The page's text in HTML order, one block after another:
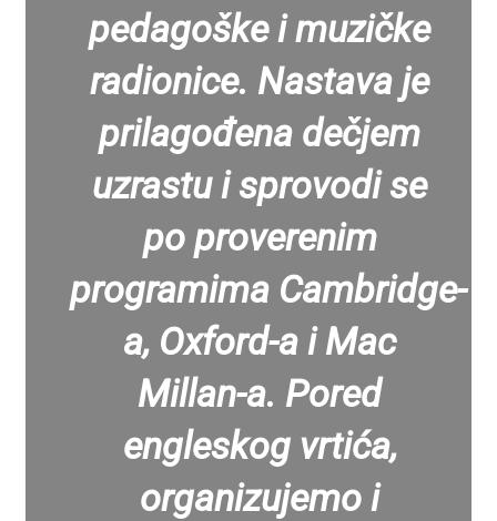
pedagoške i muzičke
radionice. Nastava je
prilagođena dečjem
uzrastu i sprovodi se
po proverenim
programima Cambridge-
a, Oxford-a i Mac
Millan-a. Pored
engleskog vrtića,
organizujemo i